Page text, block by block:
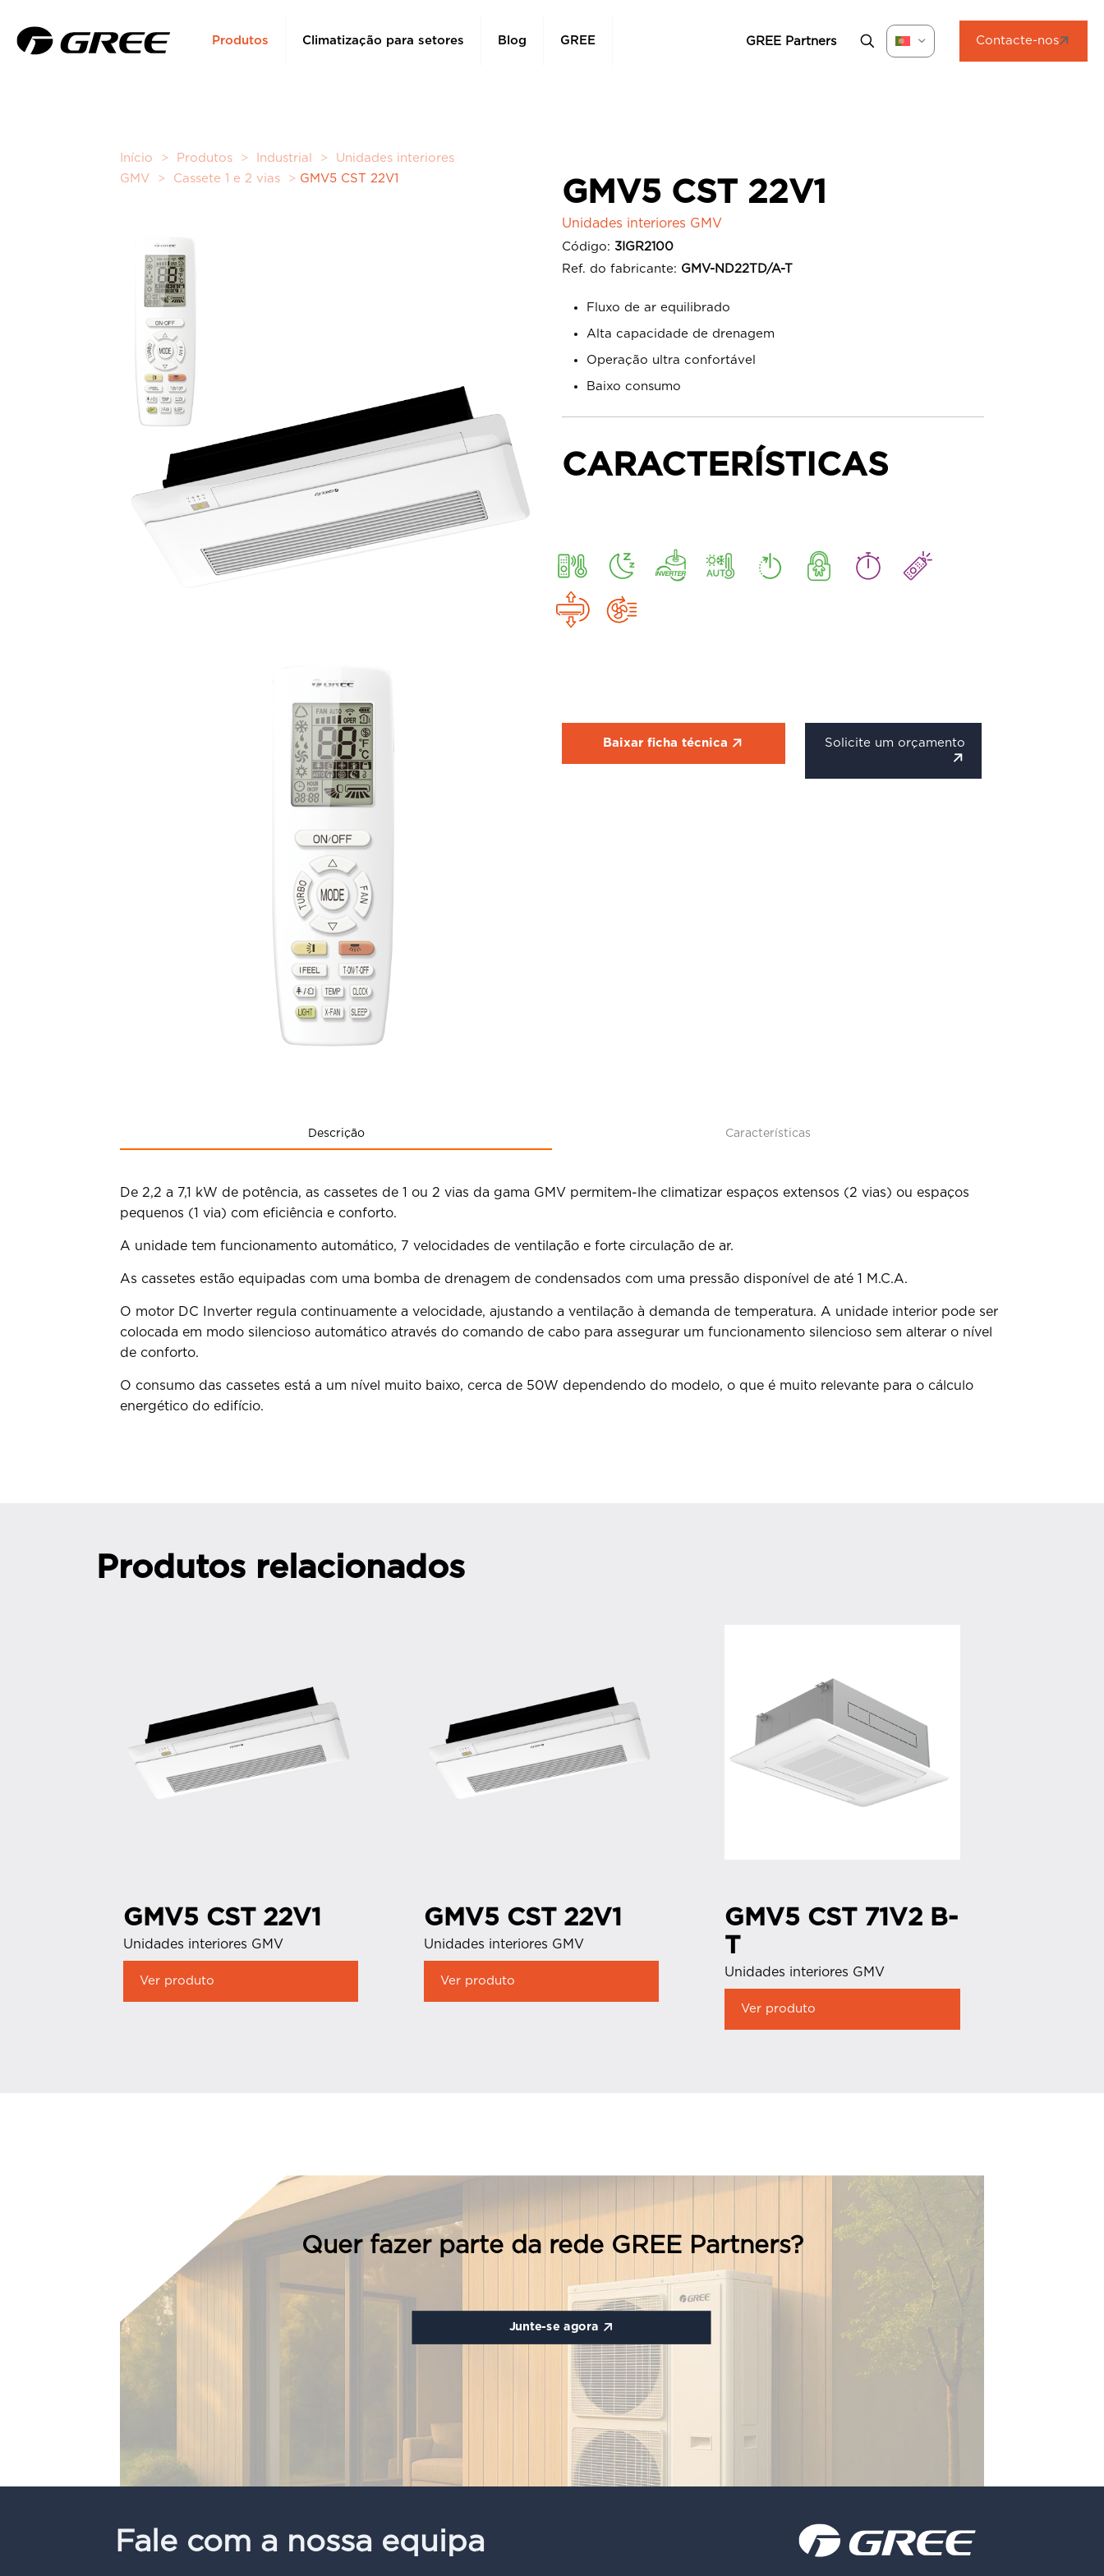
Produtos Climatização para setores Blog GREE GREE Partners Contacte-nos
Início > Produtos > Industrial >
Unidades interiores
GMV
> Cassete 1 e 2 vias > GMV5 CST 22V1 GMV5 CST 22V1
Unidades interiores GMV
Código: 3IGR2100
Ref. do fabricante: GMV-ND22TD/A-T
Fluxo de ar equilibrado
Alta capacidade de drenagem
Operação ultra confortável
Baixo consumo
CARACTERÍSTICAS
Baixar ficha técnica Solicite um orçamento
Descrição Características
De 2,2 a 7,1 kW de potência, as cassetes de 1 ou 2 vias da gama GMV permitem-lhe climatizar espaços extensos (2 vias) ou espaços
pequenos (1 via) com eficiência e conforto.
A unidade tem funcionamento automático, 7 velocidades de ventilação e forte circulação de ar.
As cassetes estão equipadas com uma bomba de drenagem de condensados com uma pressão disponível de até 1 M.C.A.
O motor DC Inverter regula continuamente a velocidade, ajustando a ventilação à demanda de temperatura. A unidade interior pode ser
colocada em modo silencioso automático através do comando de cabo para assegurar um funcionamento silencioso sem alterar o nível
de conforto.
O consumo das cassetes está a um nível muito baixo, cerca de 50W dependendo do modelo, o que é muito relevante para o cálculo
energético do edifício.
Produtos relacionados
GMV5 CST 22V1
Unidades interiores GMV
Ver produto
GMV5 CST 22V1
Unidades interiores GMV
Ver produto
GMV5 CST 71V2 B-
T
Unidades interiores GMV
Ver produto
Junte-se agora
Quer fazer parte da rede GREE Partners?
Fale com a nossa equipa